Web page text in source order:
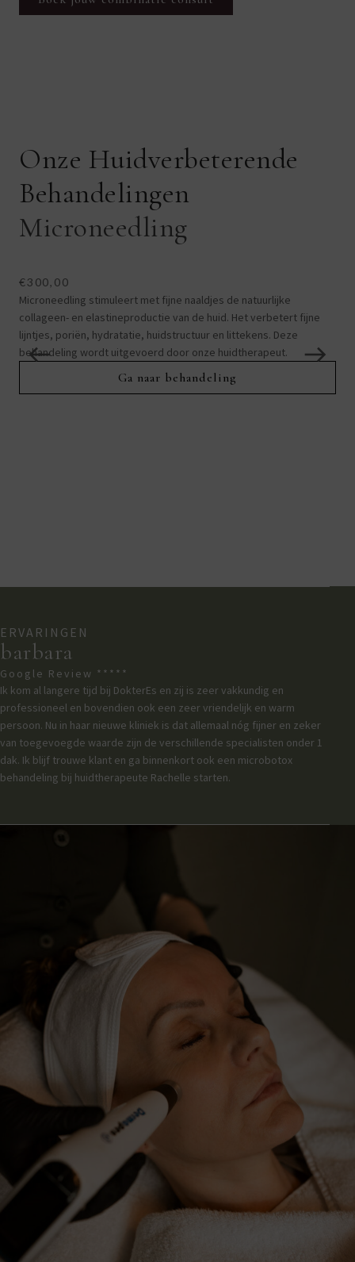
Onze Huidverbeterende
Behandelingen
Microneedling
€300,00
Microneedling stimuleert met fijne naaldjes de natuurlijke
collageen- en elastineproductie van de huid. Het verbetert fijne
lijntjes, poriën, hydratatie, huidstructuur en littekens. Deze
behandeling wordt uitgevoerd door onze huidtherapeut.
Ga naar behandeling
ERVARINGEN
barbara
Google Review *****
Ik kom al langere tijd bij DokterEs en zij is zeer vakkundig en
professioneel en bovendien ook een zeer vriendelijk en warm
persoon. Nu in haar nieuwe kliniek is dat allemaal nóg fijner en zeker
van toegevoegde waarde zijn de verschillende specialisten onder 1
dak. Ik blijf trouwe klant en ga binnenkort ook een microbotox
behandeling bij huidtherapeute Rachelle starten.